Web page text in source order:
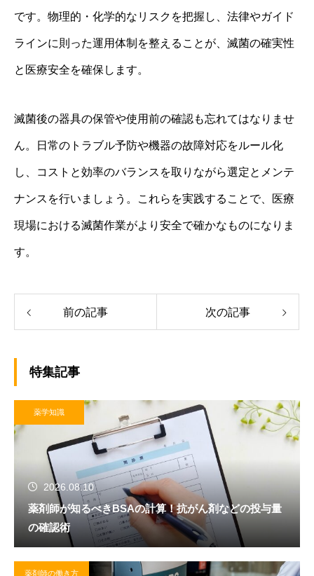
です。物理的・化学的なリスクを把握し、法律やガイド
ラインに則った運用体制を整えることが、滅菌の確実性
と医療安全を確保します。
滅菌後の器具の保管や使用前の確認も忘れてはなりませ
ん。日常のトラブル予防や機器の故障対応をルール化
し、コストと効率のバランスを取りながら選定とメンテ
ナンスを行いましょう。これらを実践することで、医療
現場における滅菌作業がより安全で確かなものになりま
す。
前の記事 次の記事
特集記事
薬学知識
2026.08.10
薬剤師が知るべきBSAの計算！抗がん剤などの投与量
の確認術
薬剤師の働き方